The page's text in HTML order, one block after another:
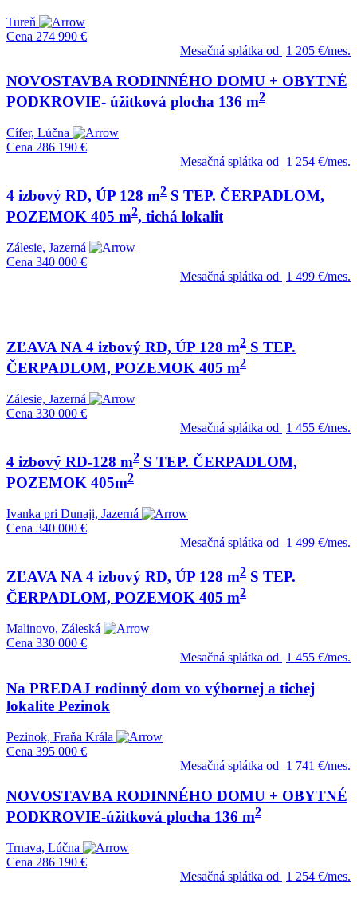
Tureň
Cena 274 990 €
Mesačná splátka od
1 205 €/mes.
NOVOSTAVBA RODINNÉHO DOMU + OBYTNÉ
PODKROVIE- úžitková plocha 136 m2
Cífer, Lúčna
Cena 286 190 €
Mesačná splátka od
1 254 €/mes.
4 izbový RD, ÚP 128 m2 S TEP. ČERPADLOM,
POZEMOK 405 m2, tichá lokalit
Zálesie, Jazerná
Cena 340 000 €
Mesačná splátka od
1 499 €/mes.
ZĽAVA NA 4 izbový RD, ÚP 128 m2 S TEP.
ČERPADLOM, POZEMOK 405 m2
Zálesie, Jazerná
Cena 330 000 €
Mesačná splátka od
1 455 €/mes.
4 izbový RD-128 m2 S TEP. ČERPADLOM,
POZEMOK 405m2
Ivanka pri Dunaji, Jazerná
Cena 340 000 €
Mesačná splátka od
1 499 €/mes.
ZĽAVA NA 4 izbový RD, ÚP 128 m2 S TEP.
ČERPADLOM, POZEMOK 405 m2
Malinovo, Záleská
Cena 330 000 €
Mesačná splátka od
1 455 €/mes.
Na PREDAJ rodinný dom vo výbornej a tichej
lokalite Pezinok
Pezinok, Fraňa Krála
Cena 395 000 €
Mesačná splátka od
1 741 €/mes.
NOVOSTAVBA RODINNÉHO DOMU + OBYTNÉ
PODKROVIE-úžitková plocha 136 m2
Trnava, Lúčna
Cena 286 190 €
Mesačná splátka od
1 254 €/mes.